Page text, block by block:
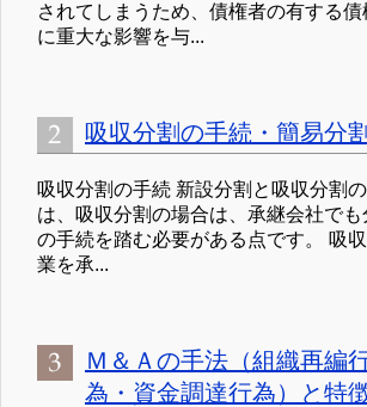
されてしまうため、債権者の有する
に重大な影響を与...
吸収分割の手続・簡易分割
吸収分割の手続 新設分割と吸収分割
は、吸収分割の場合は、承継会社で
の手続を踏む必要がある点です。 吸
業を承...
Ｍ＆Ａの手法（組織再編
為・資金調達行為）と特